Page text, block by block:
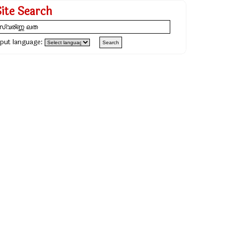
Search
language: